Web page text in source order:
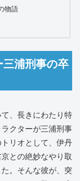
物語
浦刑事の卒
、長きにわたり特
クターが三浦刑事
リオとして、伊丹
との絶妙なやり取
。そんな彼が、突